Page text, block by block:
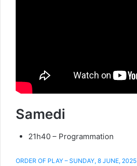
Samedi
21h40 – Programmation
ORDER OF PLAY – SUNDAY, 8 JUNE, 2025